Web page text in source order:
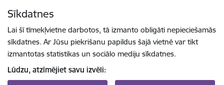
Sīkdatnes
Lai šī tīmekļvietne darbotos, tā izmanto obligāti nepieciešamās
sīkdatnes. Ar Jūsu piekrišanu papildus šajā vietnē var tikt
izmantotas statistikas un sociālo mediju sīkdatnes.
Lūdzu, atzīmējiet savu izvēli: